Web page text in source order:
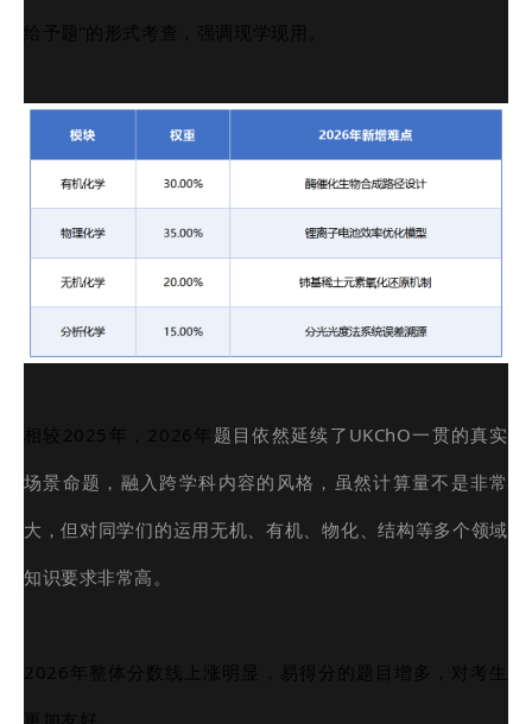
题目依然延续了UKChO一贯的真实
场景命题，融入跨学科内容的风格，虽然计算量不是非常
大，但对同学们的运用无机、有机、物化、结构等多个领域
知识要求非常高。